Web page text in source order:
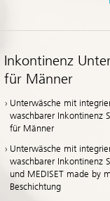
Inkontinenz
für Männer
Unterwäsche mit
waschbarer Inkontinenz
für Männer
Unterwäsche mit
waschbarer Inkontinenz
und MEDISET made by
Beschichtung